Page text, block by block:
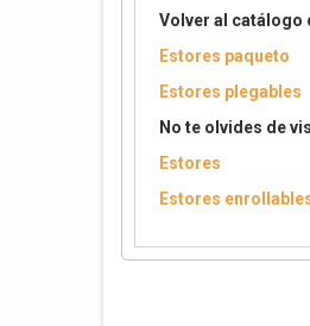
Volver al catálogo
Estores paqueto
Estores plegables
No te olvides de
Estores
Estores